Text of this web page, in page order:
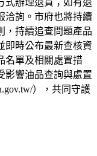
洽詢。市府也將持續
，持續追查問題產品
即時公布最新查核資
名單及相關處置措
影響油品查詢與處置
），共同守護